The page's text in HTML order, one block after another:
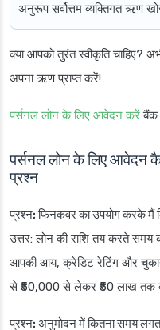
अनुरूप सर्वोत्तम व्यक्तिगत ऋण
क्या आपको तुरंत स्वीकृति
अपना ऋण प्राप्त करें!
पर्सनल लोन के लिए आवेदन करेंबैंक
पर्सनल लोन के लिए आवेदन
प्रश्न
प्रश्न: फिनकवर का उपयोग करके मैं
उत्तर: लोन की राशि तय करते समय
आपकी आय, क्रेडिट रेटिंग और
से ₹50,000 से लेकर ₹50 लाख तक
प्रश्न: अनुमोदन में कितना समय